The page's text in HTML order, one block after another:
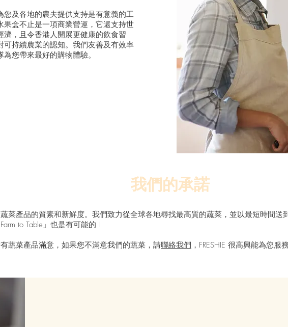
您及各地的農夫提供支持是有意義的工
果盒不止是一項商業營運，它還支持世
濟，且令香港人開展更健康的飲食習
可持續農業的認知。我們友善及有效率
您帶來最好的購物體驗。
我們的承諾
菜產品的質素和新鮮度。我們致力從全球各地尋找最高質的蔬菜，並以最短時間送
to Table」也是有可能的 !
蔬菜產品滿意，如果您不滿意我們的蔬菜，請聯絡我們 ，FRESHIE 很高興能為您服